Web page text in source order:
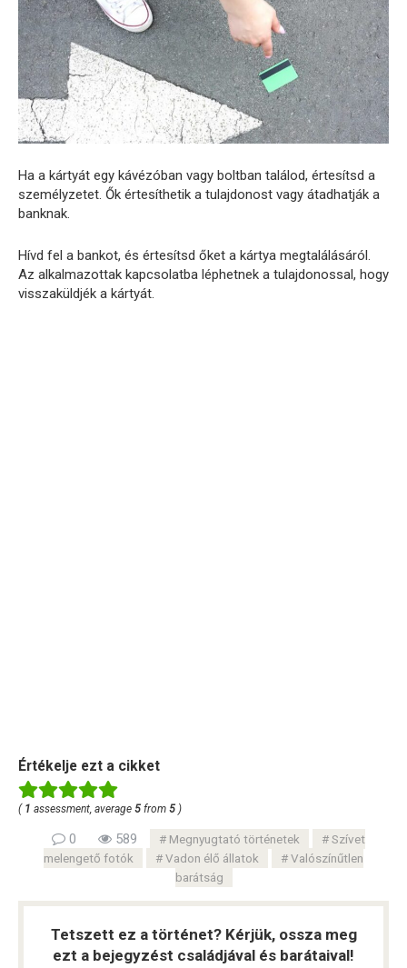
Ha a kártyát egy kávézóban vagy boltban találod, értesítsd a
személyzetet. Ők értesíthetik a tulajdonost vagy átadhatják a
banknak.
Hívd fel a bankot, és értesítsd őket a kártya megtalálásáról.
Az alkalmazottak kapcsolatba léphetnek a tulajdonossal, hogy
visszaküldjék a kártyát.
Értékelje ezt a cikket
( 1 assessment, average 5 from 5 )
0 589 Megnyugtató történetek
Szívet
melengető fotók
Vadon élő állatok
Valószínűtlen
barátság
Tetszett ez a történet? Kérjük, ossza meg
ezt a bejegyzést családjával és barátaival!